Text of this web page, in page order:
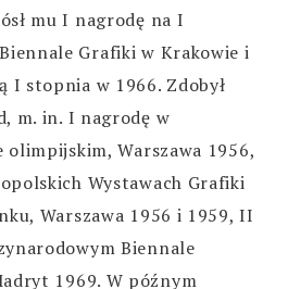
mu I nagrodę na I
Grafiki w Krakowie i
I stopnia w 1966. Zdobył
m. in. I nagrodę w
Warszawa 1956,
Wystawach Grafiki
Warszawa 1956 i 1959, II
Biennale
1969. W późnym